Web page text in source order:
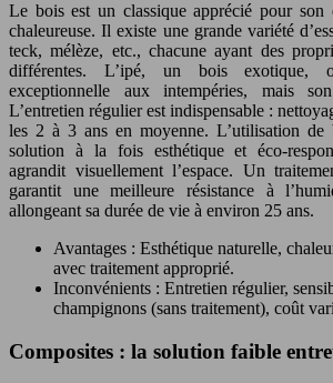
Le bois est un classique apprécié pour son
chaleureuse. Il existe une grande variété
teck, mélèze, etc., chacune ayant des
différentes. L’ipé, un bois exotique,
exceptionnelle aux intempéries, mais
L’entretien régulier est indispensable :
les 2 à 3 ans en moyenne. L’utilisation de
solution à la fois esthétique et éco-
agrandit visuellement l’espace. Un
garantit une meilleure résistance à
allongeant sa durée de vie à environ 25 ans.
Avantages : Esthétique naturelle,
avec traitement approprié.
Inconvénients : Entretien régulier,
champignons (sans traitement), coût
Composites : la solution faible